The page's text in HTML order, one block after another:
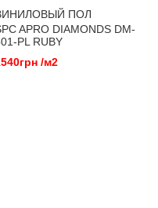
ПОЛ
APRO DIAMONDS DM-
PL RUBY
/м2